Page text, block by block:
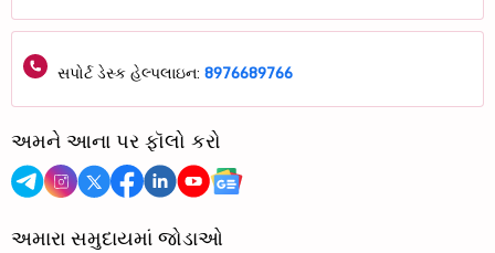
સપોર્ટ ડેસ્ક હેલ્પલાઇન: 8976689766
અમને આના પર ફૉલો કરો
અમારા સમુદાયમાં જોડાઓ